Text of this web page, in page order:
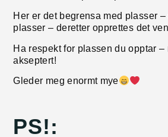
Her er det begrensa med plasser
plasser – deretter opprettes det
Ha respekt for plassen du opptar
akseptert!
Gleder meg enormt mye
PS!: